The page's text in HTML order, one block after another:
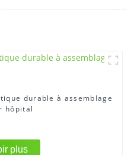
durable à assemblage
hôpital
plus